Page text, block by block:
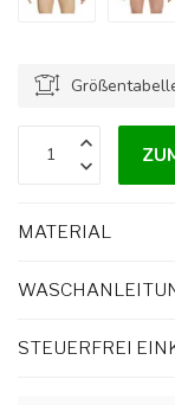
MATERIAL
STEUERFREI